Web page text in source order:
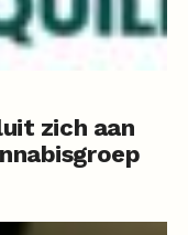
zich aan